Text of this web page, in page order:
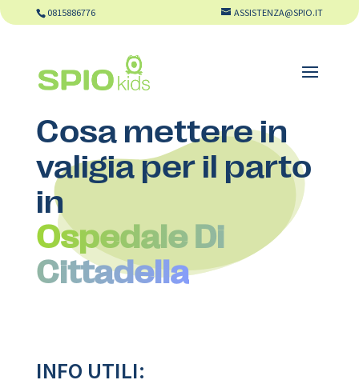
0815886776 ASSISTENZA@SPIO.IT
Cosa mettere in
valigia per il parto
in
Ospedale Di
Cittadella
INFO UTILI: